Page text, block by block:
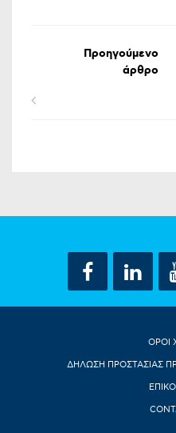
Προηγούμενο
άρθρο
ΟΡΟΙ
ΔΗΛΩΣΗ ΠΡΟΣΤΑΣΙΑΣ